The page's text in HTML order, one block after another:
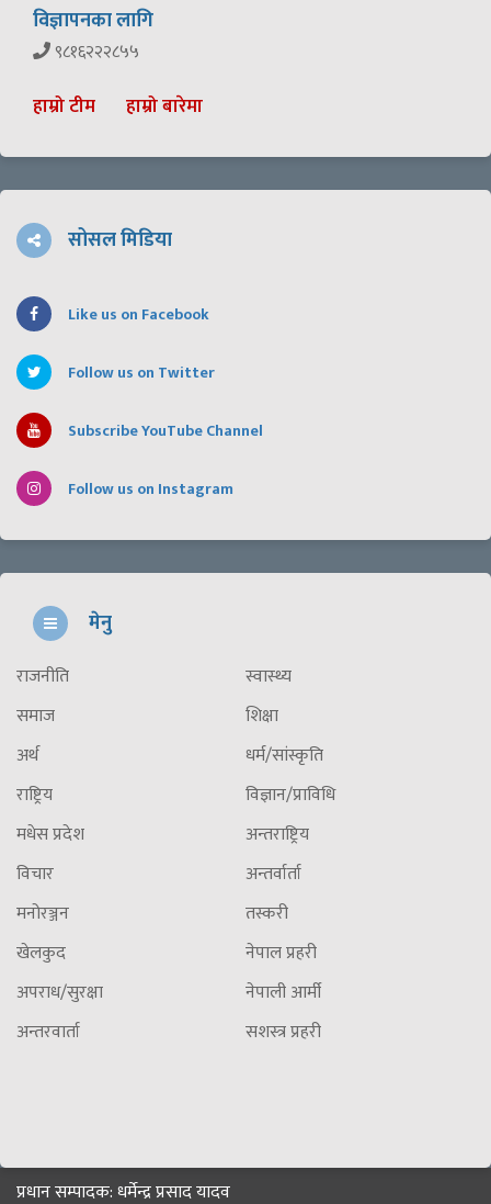
विज्ञापनका लागि
९८१६२२२८५५
हाम्रो टीम हाम्रो बारेमा
सोसल मिडिया
Like us on Facebook
Follow us on Twitter
Subscribe YouTube Channel
Follow us on Instagram
मेनु
राजनीति
समाज
अर्थ
राष्ट्रिय
मधेस प्रदेश
विचार
मनोरञ्जन
खेलकुद
अपराध/सुरक्षा
अन्तरवार्ता
स्वास्थ्य
शिक्षा
धर्म/सांस्कृति
विज्ञान/प्राविधि
अन्तराष्ट्रिय
अन्तर्वार्ता
तस्करी
नेपाल प्रहरी
नेपाली आर्मी
सशस्त्र प्रहरी
प्रधान सम्पादक: धर्मेन्द्र प्रसाद यादव